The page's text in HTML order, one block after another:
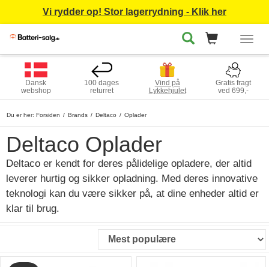
Vi rydder op! Stor lagerrydning - Klik her
Dansk
webshop
100 dages
returret
Vind på
Lykkehjulet
Gratis fragt
ved 699,-
Du er her: Forsiden Brands Deltaco Oplader
Deltaco Oplader
Deltaco er kendt for deres pålidelige opladere, der altid
leverer hurtig og sikker opladning. Med deres innovative
teknologi kan du være sikker på, at dine enheder altid er
klar til brug.